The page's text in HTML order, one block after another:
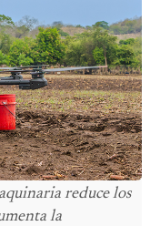
reduce los
la